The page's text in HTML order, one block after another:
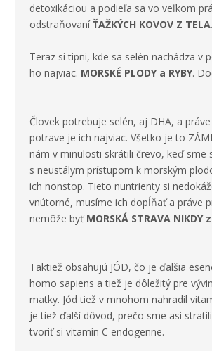
detoxikáciou a podieľa sa vo veľkom
odstraňovaníŤAŽKÝCH KOVOV Z TELA.
Teraz si tipni, kde sa selén nachádza v
ho najviac. MORSKÉ PLODY a RYBY.
Človek potrebuje selén, aj DHA, a
potrave je ich najviac. Všetko je to
nám v minulosti skrátili črevo, keď sme
s neustálym prístupom k morským
ich nonstop. Tieto nuntrienty si
vnútorné, musíme ich dopĺňať a práve
nemôže byť MORSKÁ STRAVA
Taktiež obsahujú JÓD, čo je ďalšia
homo sapiens a tiež je dôležitý pre
matky. Jód tiež v mnohom nahradil
je tiež ďalší dôvod, prečo sme asi
tvoriť si vitamín C endogenne.